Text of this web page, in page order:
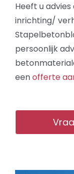
Heeft u
inrichting/
persoonlijk
eenofferte